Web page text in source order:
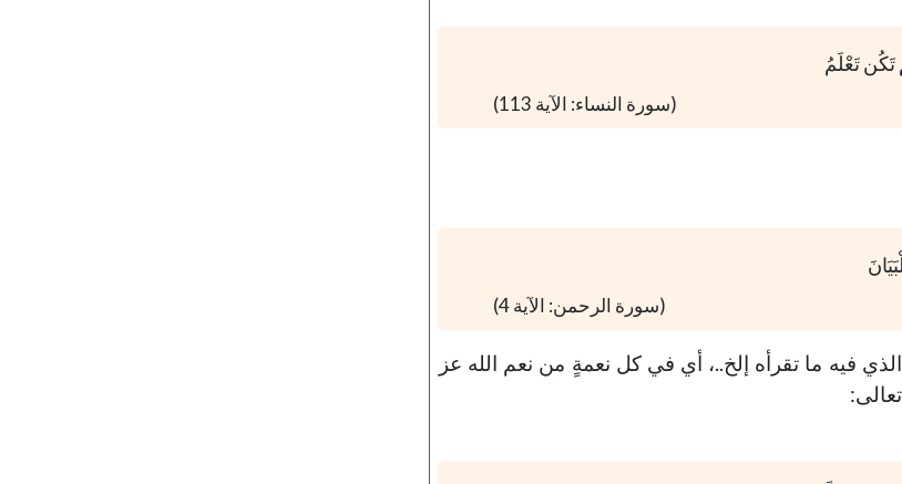
تَعْلَمُ
(سورة النساء: الآية 113)
(سورة الرحمن: الآية 4)
فيه ما تقرأه إلخ..، أي في كل نعمةٍ من نعم الله عز